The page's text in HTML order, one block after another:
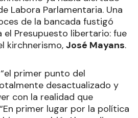
Labora Parlamentaria. Una
de la bancada fustigó
Presupuesto libertario: fue
kirchnerismo, José Mayans.
primer punto del
desactualizado y
con la realidad que
primer lugar por la política